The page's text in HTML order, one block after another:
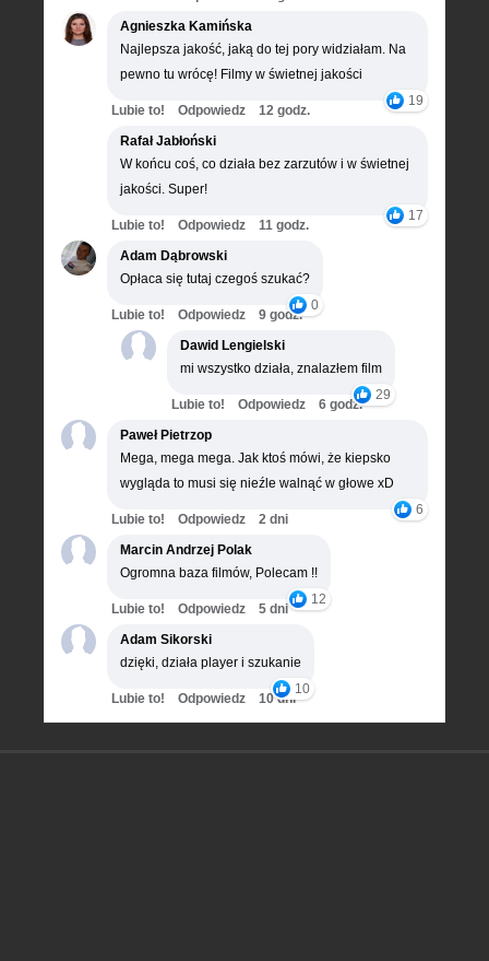
Agnieszka Kamińska
Najlepsza jakość, jaką do tej pory widziałam. Na
pewno tu wrócę! Filmy w świetnej jakości
19
Lubie to! Odpowiedz
12 godz.
Rafał Jabłoński
W końcu coś, co działa bez zarzutów i w świetnej
jakości. Super!
17
Lubie to! Odpowiedz
11 godz.
Adam Dąbrowski
Opłaca się tutaj czegoś szukać?
0
Lubie to! Odpowiedz
9 godz.
Dawid Lengielski
mi wszystko działa, znalazłem film
29
Lubie to! Odpowiedz
6 godz.
Paweł Pietrzop
Mega, mega mega. Jak ktoś mówi, że kiepsko
wygląda to musi się nieźle walnąć w głowe xD
6
Lubie to! Odpowiedz
2 dni
Marcin Andrzej Polak
Ogromna baza filmów, Polecam !!
12
Lubie to! Odpowiedz
5 dni
Adam Sikorski
dzięki, działa player i szukanie
10
Lubie to! Odpowiedz 10 dni